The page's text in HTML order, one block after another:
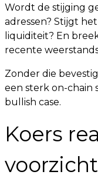
Wordt de stijging
adressen? Stijgt
liquiditeit? En
recente
Zonder die
een sterk on-chain
bullish case.
Koers